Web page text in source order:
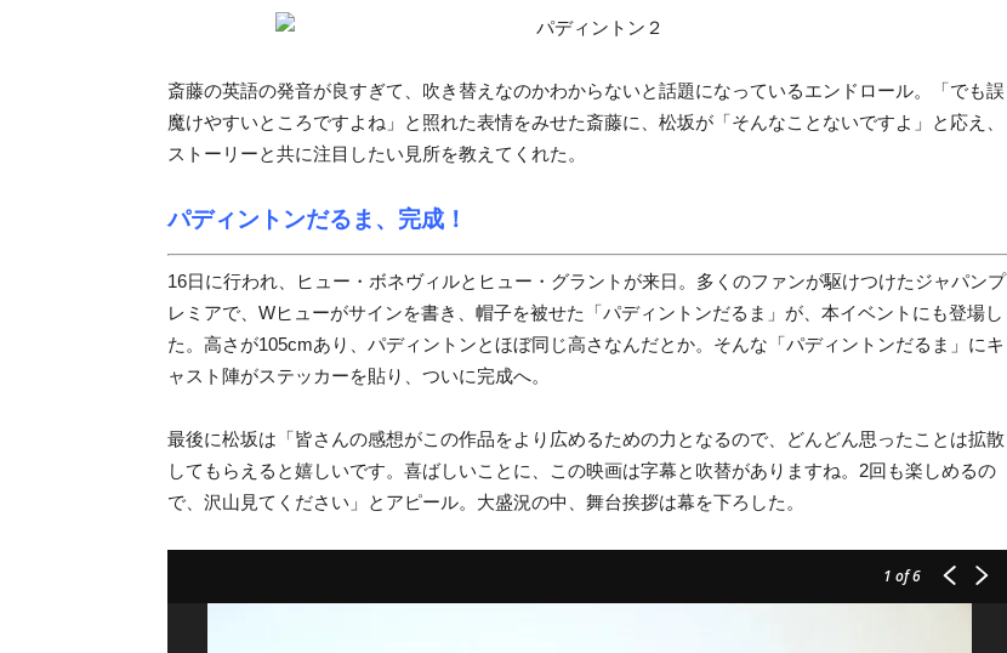
斎藤の英語の発音が良すぎて、吹き替えなのかわからないと話題になっているエンドロール。「でも誤
魔けやすいところですよね」と照れた表情をみせた斎藤に、松坂が「そんなことないですよ」と応え、
ストーリーと共に注目したい見所を教えてくれた。
パディントンだるま、完成！
16日に行われ、ヒュー・ボネヴィルとヒュー・グラントが来日。多くのファンが駆けつけたジャパンプ
レミアで、Wヒューがサインを書き、帽子を被せた「パディントンだるま」が、本イベントにも登場し
た。高さが105cmあり、パディントンとほぼ同じ高さなんだとか。そんな「パディントンだるま」にキ
ャスト陣がステッカーを貼り、ついに完成へ。
最後に松坂は「皆さんの感想がこの作品をより広めるための力となるので、どんどん思ったことは拡散
してもらえると嬉しいです。喜ばしいことに、この映画は字幕と吹替がありますね。2回も楽しめるの
で、沢山見てください」とアピール。大盛況の中、舞台挨拶は幕を下ろした。
1 of 6